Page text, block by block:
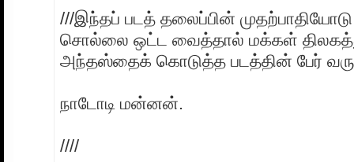
///இந்தப் படத் தலைப்பின்
சொல்லை ஒட்ட வைத்தால் மக்கள்
அந்தஸ்தைக் கொடுத்த படத்தின் பேர்
நாடோடி மன்னன்.
////